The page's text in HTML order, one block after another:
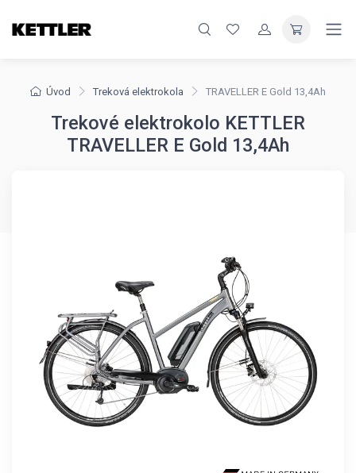
Úvod Treková elektrokola TRAVELLER E Gold 13,4Ah
Trekové elektrokolo KETTLER
TRAVELLER E Gold 13,4Ah